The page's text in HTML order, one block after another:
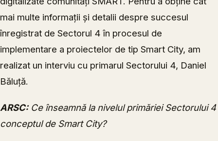
mai multe informații și detalii despre succesul
înregistrat de Sectorul 4 în procesul de
implementare a proiectelor de tip Smart City, am
realizat un interviu cu primarul Sectorului 4, Daniel
Băluță.
ARSC:Ce înseamnă la nivelul primăriei Sectorului 4
conceptul de Smart City?